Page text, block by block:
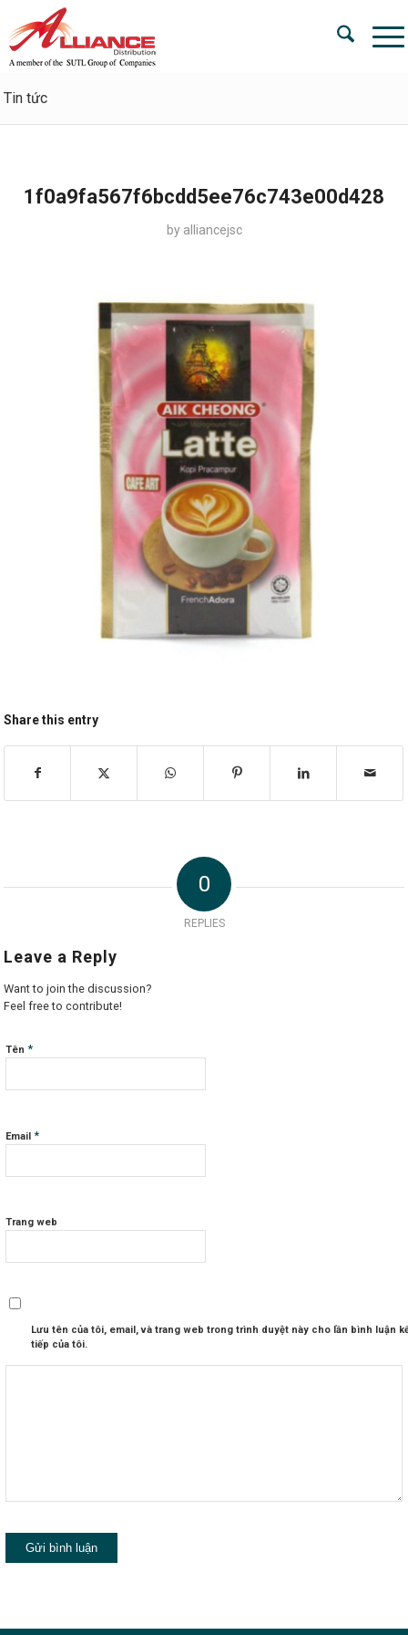
Tin tức
1f0a9fa567f6bcdd5ee76c743e00d428
by alliancejsc
Share this entry
0
REPLIES
Leave a Reply
Want to join the discussion?
Feel free to contribute!
Tên*
Email*
Trang web
Lưu tên của tôi, email, và trang web trong trình duyệt này cho lần bình luận
tiếp của tôi.